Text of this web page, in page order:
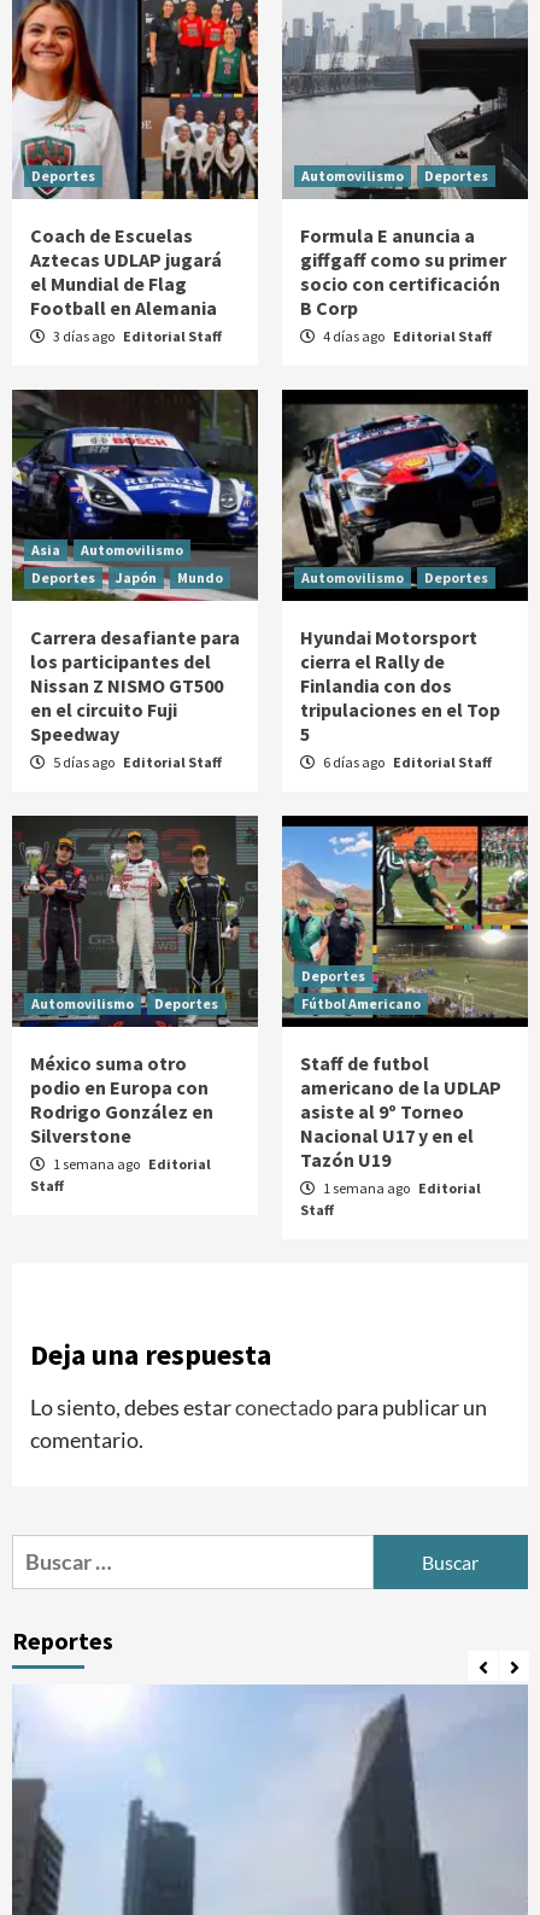
Deportes
Coach de Escuelas
Aztecas UDLAP jugará
el Mundial de Flag
Football en Alemania
3 días ago Editorial Staff
Automovilismo Deportes
Formula E anuncia a
giffgaff como su primer
socio con certificación
B Corp
4 días ago Editorial Staff
Asia
Automovilismo
Deportes
Japón Mundo
Carrera desafiante para
los participantes del
Nissan Z NISMO GT500
en el circuito Fuji
Speedway
5 días ago Editorial Staff
Automovilismo Deportes
Hyundai Motorsport
cierra el Rally de
Finlandia con dos
tripulaciones en el Top
5
6 días ago Editorial Staff
Automovilismo Deportes
México suma otro
podio en Europa con
Rodrigo González en
Silverstone
1 semana ago Editorial
Staff
Deportes
Fútbol Americano
Staff de futbol
americano de la UDLAP
asiste al 9º Torneo
Nacional U17 y en el
Tazón U19
1 semana ago Editorial
Staff
Deja una respuesta
Lo siento, debes estarconectadopara publicar un
comentario.
Buscar:
Reportes